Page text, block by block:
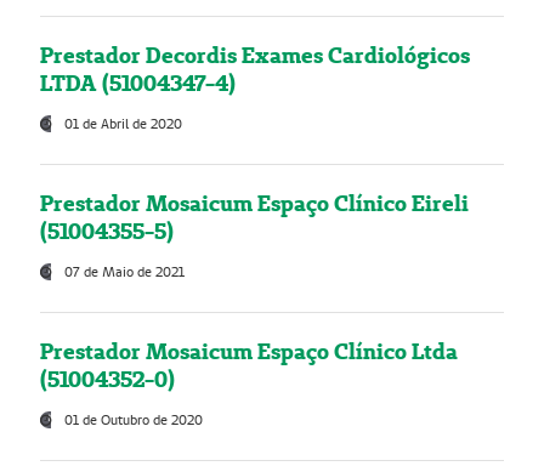
Prestador Decordis Exames Cardiológicos
LTDA (51004347-4)
01 de Abril de 2020
Prestador Mosaicum Espaço Clínico Eireli
(51004355-5)
07 de Maio de 2021
Prestador Mosaicum Espaço Clínico Ltda
(51004352-0)
01 de Outubro de 2020